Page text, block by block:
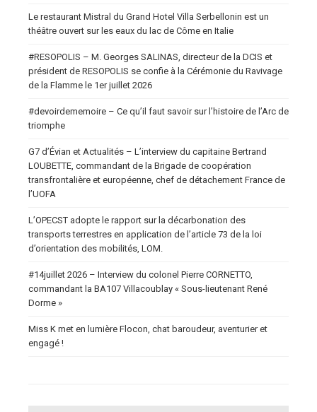
Le restaurant Mistral du Grand Hotel Villa Serbellonin est un
théâtre ouvert sur les eaux du lac de Côme en Italie
#RESOPOLIS – M. Georges SALINAS, directeur de la DCIS et
président de RESOPOLIS se confie à la Cérémonie du Ravivage
de la Flamme le 1er juillet 2026
#devoirdememoire – Ce qu’il faut savoir sur l’histoire de l’Arc de
triomphe
G7 d’Évian et Actualités – L’interview du capitaine Bertrand
LOUBETTE, commandant de la Brigade de coopération
transfrontalière et européenne, chef de détachement France de
l’UOFA
L’OPECST adopte le rapport sur la décarbonation des
transports terrestres en application de l’article 73 de la loi
d’orientation des mobilités, LOM.
#14juillet 2026 – Interview du colonel Pierre CORNETTO,
commandant la BA107 Villacoublay « Sous-lieutenant René
Dorme »
Miss K met en lumière Flocon, chat baroudeur, aventurier et
engagé !